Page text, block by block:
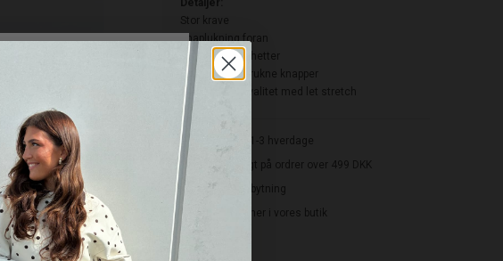
Stor krave
Knaplukning foran
Foldede manchetter
Runde stofbetrukne knapper
Komfortabel kvalitet med let stretch
Levering: 1-3 hverdage
Gratis fragt på ordrer over 499 DKK
Gratis ombytning
Byt/Returner i vores butik